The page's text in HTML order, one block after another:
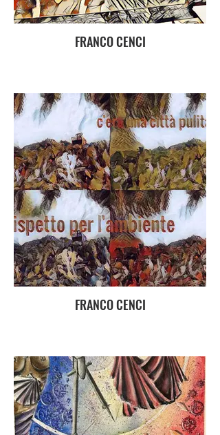
FRANCO CENCI
FRANCO CENCI